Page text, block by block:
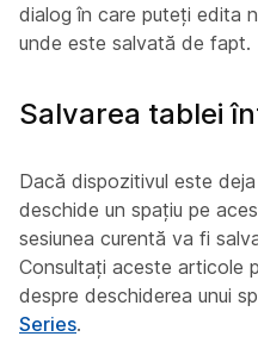
dialog în care puteți edita
unde este salvată de fapt.
Salvarea tablei
Dacă dispozitivul este
deschide un spațiu pe
sesiunea curentă va fi
Consultați aceste articole
despre deschiderea unui
Series.